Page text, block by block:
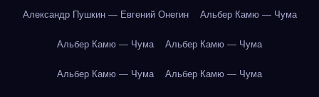
Александр Пушкин — Евгений Онегин Альбер Камю — Чума
Альбер Камю — Чума Альбер Камю — Чума
Альбер Камю — Чума Альбер Камю — Чума